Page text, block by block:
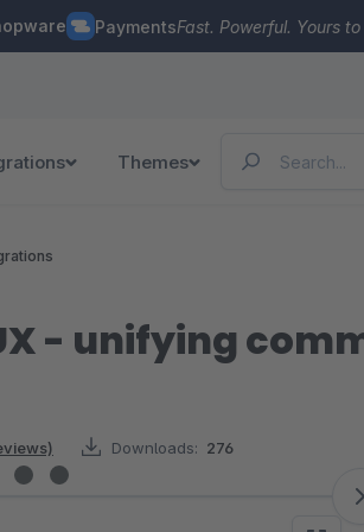
PaymentsFast. Powerful. Yours
Themes
- unifying
Downloads: 276